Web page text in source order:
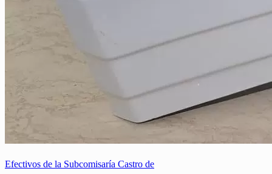
Efectivos de la Subcomisaría Castro de